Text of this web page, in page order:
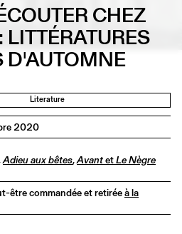
CHEZ
D'AUTOMNE
Literature
2020
Adieu aux bêtes,AvantetLe Nègre
être commandée et retiréeà la